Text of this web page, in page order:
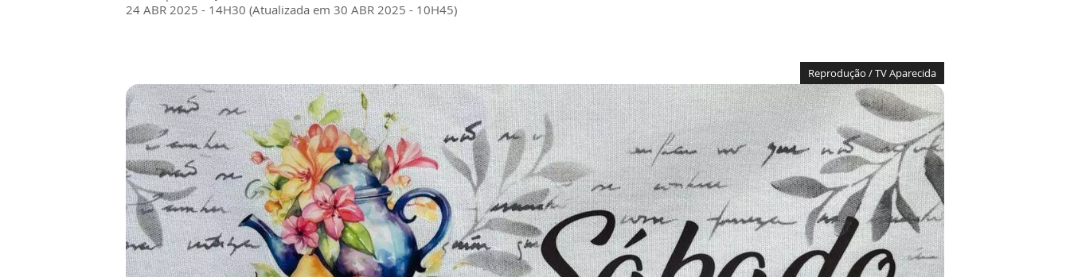
24 ABR 2025 - 14H30 (Atualizada em 30 ABR 2025 - 10H45)
Reprodução / TV Aparecida